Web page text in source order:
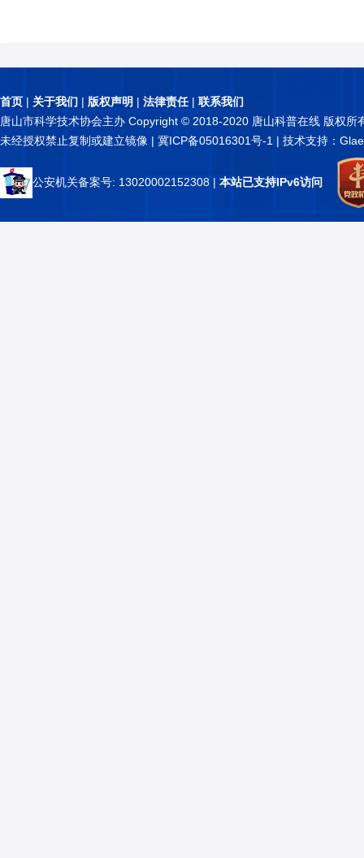
首页 | 关于我们 | 版权声明 | 法律责任| 联系我们
唐山市科学技术协会主办 Copyright © 2018-2020 唐山科普在线 版权所
未经授权禁止复制或建立镜像 | 冀ICP备05016301号-1 | 技术支持：
公安机关备案号: 13020002152308 | 本站已支持IPv6访问